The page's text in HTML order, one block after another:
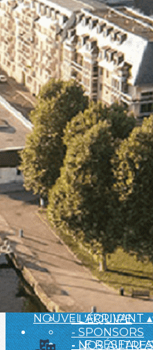
Exporter les lignes
Exporter toutes les
Exporter uniquement
Menu
<
>
- 🎁 Caen on aime,
- 🎉 Les événements
- Activités et Loisirs
Ajoutez un logo, un
Cliquez pour éditer
L'ASSOCIATION▴▾
-
- BROCHURE
- L'ÉQUIPE
- SPONSORS
- NOS
NOUVEL ARRIVANT▴
- LE RÉSEAU